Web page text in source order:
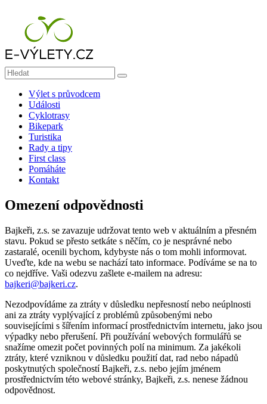
obsah
E-
výlety
Místo
pro
zážitky
dobrodružství
E-
výlety
Dobrodružné
výlety
na
kolech,
pěší
turistiku,
na
výlety,
cyklotrasy,
bike
parky,
zajímavá
turistická
místa,
výlety
Výlet s průvodcem
Události
Cyklotrasy
Bikepark
Turistika
Rady a tipy
First class
Pomáháte
Kontakt
Omezení odpovědnosti
Bajkeři, z.s. se zavazuje udržovat tento web v aktuálním a přesném
stavu. Pokud se přesto setkáte s něčím, co je nesprávné nebo
zastaralé, ocenili bychom, kdybyste nás o tom mohli informovat.
Uveďte, kde na webu se nachází tato informace. Podíváme se na to
co nejdříve. Vaši odezvu zašlete e-mailem na adresu:
bajkeri@bajkeri.cz.
Nezodpovídáme za ztráty v důsledku nepřesností nebo neúplnosti
ani za ztráty vyplývající z problémů způsobenými nebo
souvisejícími s šířením informací prostřednictvím internetu, jako jsou
výpadky nebo přerušení. Při používání webových formulářů se
snažíme omezit počet povinných polí na minimum. Za jakékoli
ztráty, které vzniknou v důsledku použití dat, rad nebo nápadů
poskytnutých společností Bajkeři, z.s. nebo jejím jménem
prostřednictvím této webové stránky, Bajkeři, z.s. nenese žádnou
odpovědnost.